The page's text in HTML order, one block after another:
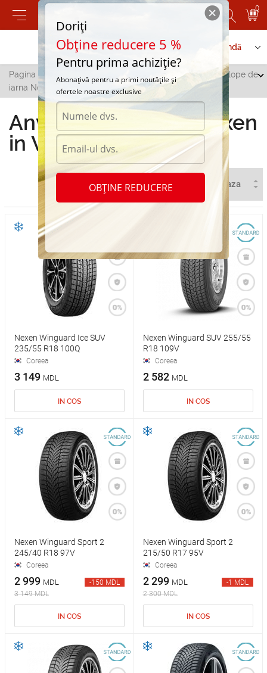
0
Contactați-ne Serviciu de comandă
Pagina principală Vulcanesti
Anvelope de
iarna Nexen in Vulcanesti
Anvelope de iarna Nexen
in Vulcanesti
Nexen Winguard Ice SUV
235/55 R18 100Q
Coreea
3 149 MDL
IN COS
Nexen Winguard SUV 255/55
R18 109V
Coreea
2 582 MDL
IN COS
Nexen Winguard Sport 2
245/40 R18 97V
Coreea
2 999 MDL
3 149 MDL
-150 MDL
IN COS
Nexen Winguard Sport 2
215/50 R17 95V
Coreea
2 299 MDL
2 300 MDL
-1 MDL
IN COS
Doriți
Obține reducere 5 %
Pentru prima achiziție?
Abonațivă pentru a primi noutățile și
ofertele noastre exclusive
OBȚINE REDUCERE